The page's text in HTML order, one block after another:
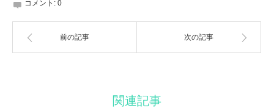
コメント: 0
前の記事 次の記事
関連記事